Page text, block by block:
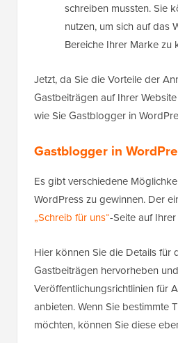
schreiben mussten. Sie
nutzen, um sich auf das
Bereiche Ihrer Marke zu
Jetzt, da Sie die Vorteile der
Gastbeiträgen auf Ihrer
wie Sie Gastblogger in
Gastblogger in
Es gibt verschiedene
WordPress zu gewinnen. Der
„Schreib für uns“-Seite auf
Hier können Sie die Details für
Gastbeiträgen hervorheben und
Veröffentlichungsrichtlinien für
anbieten. Wenn Sie bestimmte
möchten, können Sie diese